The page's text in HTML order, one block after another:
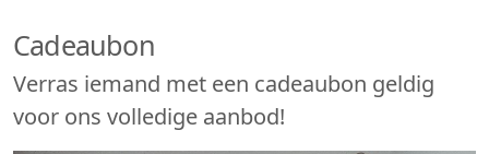
Cadeaubon
Verras iemand met een cadeaubon geldig
voor ons volledige aanbod!